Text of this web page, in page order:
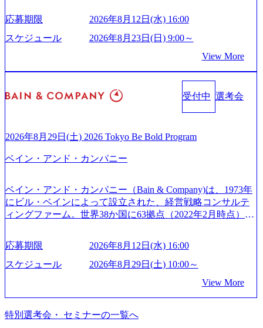
ため事業創造の自由度が高く、赤字事業でも投資して長期
的な成長を若手に任せられる環境 対面でのコミュニケーシ
ョンメリットを重視するため出社勤務。1日の労働時間平均
ア組織） 2026年8月22日(土) 10:00～最長16:00 2026年8月10
日(月) 16:00 ※応募者が定員を上回る場合は、厳正なる審査
の上参加者を決定させていただきます。ご了承ください。
● 当日の流れ 受付 → 会社説明会 → 面接(会社説明会終了
後、随時ご案内) ※全てリモートにて実施します。 ※参加
通常の選考フローと異なり、事前に適性検査をご受検いた
ションサーチになります。 ご経験やスキル、そして適性や
きます。 ※本求人はレバテック株式会社の雇用となりま
す。 ※案件によっては客先に出向いての作業も発生しま
す。 ＜ITコンサルタント＞ Webアプリケーション、SaaS系
模基幹システムにおける最上流のPoC(概念実証)支援から構
想策定、開発マネジメント支援までを一気通貫で担当して
います。 生成AIなどの最新技術とシステムを活用し、顧客
の業務革新と効率化の実現に貢献します。 ＜PL/PM＞ 顧客
の要望を深くヒアリングし、企画構想からアジャイル開発
による開発支援までを一気通貫で推進していただきます。
プロジェクト提案・推進の中核として、企画・要件定義か
6218) 大手広告代理店出身者などマーケティングのトップ人
材が集結するワケ (https://markezine.jp/article/detail/45446) エン
ジニアからコンサルタントへ。会社に入って、何が変わっ
た？ (https://www.businessinsider.jp/post-288838) プラダ：ラグ
nture.com/jp-ja/case-studies/song/prada-luxury-product-customizati
on) 大正製薬：ITカーブアウト支援 (https://www.accenture.co
m/jp-ja/case-studies/consulting/taisho-pharmaceutical)（ストラテ
ジー & コンサルティング） ソフトバンク：初のオンライン
s://www.accenture.com/jp-ja/case-studies/communications-media/so
する「保安ネット」を構築。省庁DXの先進事例を実現 (http
ry-safety-network)（公共サービス） カルビー：SAP HANAの
導入で基幹システムを刷新 (https://www.accenture.com/jp-ja/ca
se-studies/consumer-goods-services/calbee)（消費財・サービ
る 日本では2.3万人以上の従業員を擁しており(会計系BIG4
を上回る規模感)、営業利益率も約15％と驚異的な数字とな
を遂げていることから、今後も高い成長が見込まれる 多く
の技術者を抱えており、アビームコンサルティングに続い
て日本国内2番目にSAP認定コンサルタント制度の有資格者
数が多く、特にIT領域に強みを持つ グローバルのポジショ
供している日系最大級の総合コンサルティングファーム
『Build Beyond As One ®.』をブランドメッセージに掲げ、
企業や組織の変革を通じて社会や産業の課題を解決し、未
確実な実現と社会的価値及び経済的価値の追求にも貢献 NE
Cとの戦略的資本提携も実現して、現在はNECのグループ会
シングなどの専門知識と、豊富な経験を持つ約6,000名を超
えるプロフェッショナルを有する 金融、製造、流通、エネ
トとしている SAP領域においては日本市場No.1を誇り、全
定コンサルタント資格を取得している また、日本国内企業
資格も保有、さまざまな業界・業種でのプロジェクト実績
と蓄積されたノウハウを基に独自の方法論やテンプレート
を開発し、それらを活用してお客様に最適なSAPコンサル
ティングサービスを提供する https://storage.googleapis.com/our
96dc8f2-7d54-42b9-a7ae-8c532c52d3d8_1200x678.webp アビー
ムコンサルティング会社資料 (https://www.abeam.com/content/
dam/abeam/jp/ja/about/company/ABeamConsultingCompanyProfil
e_jpn_4.pdf) 『SAP AWARD OF EXCELLENCE 2024』にお
ルティング、社員の健康改善を支援 食事・睡眠など可視
応募期限
2026年8月12日(水) 16:00
スケジュール
2026年8月23日(日) 9:00～
View More
受付中 選考会
2026年8月29日(土) 2026 Tokyo Be Bold Program
ベイン・アンド・カンパニー
ベイン・アンド・カンパニー（Bain & Company)は、1973年
にビル・ベインによって設立された、経営戦略コンサルテ
ィングファーム。世界38か国に63拠点（2022年2月時点）、
アントにお届けするのは単なるレポートではなく、『結
果』である。」この原則のもと、ベインは1973年に創業さ
れた。クライアントが不確かな未来の中、競争に勝てるよ
に、提言を具体的な行動に落とし込んでいる。 徹底した
「結果主義」を標榜。クライアントのフルポテンシャル実
現を目標に、具体的に目に見える成果を出すことを信条と
応募期限
2026年8月12日(水) 16:00
スケジュール
2026年8月29日(土) 10:00～
View More
特別選考会・ セミナーの一覧へ